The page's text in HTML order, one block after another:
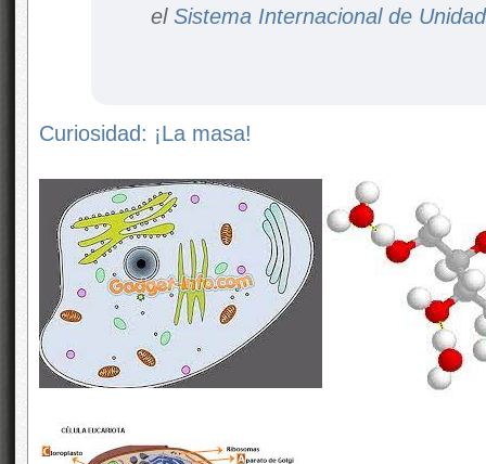
el Sistema Internacional de
Curiosidad: ¡La masa!